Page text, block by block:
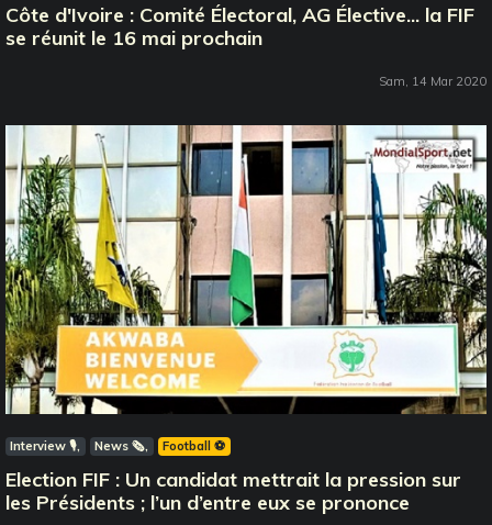
Côte d'Ivoire : Comité Électoral, AG Élective... la FIF
se réunit le 16 mai prochain
Sam, 14 Mar 2020
Interview 🎙️ News 🗞️ Football ⚽️
Election FIF : Un candidat mettrait la pression sur
les Présidents ; l’un d’entre eux se prononce